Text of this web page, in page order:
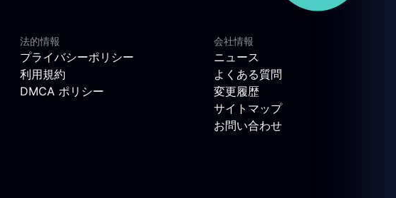
法的情報
プライバシーポリシー
利用規約
DMCA ポリシー
会社情報
ニュース
よくある質問
変更履歴
サイトマップ
お問い合わせ